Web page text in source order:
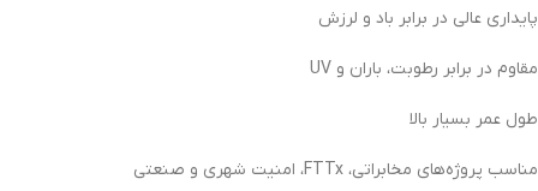
پایداری عالی در برابر باد و لرزش
مقاوم در برابر رطوبت، باران و UV
طول عمر بسیار بالا
مناسب پروژه‌های مخابراتی، FTTx، امنیت شهری و صنعتی